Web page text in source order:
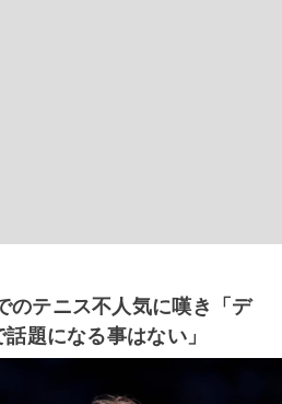
のテニス不人気に嘆き「デ
題になる事はない」